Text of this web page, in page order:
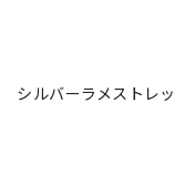
シルバーラメストレッ